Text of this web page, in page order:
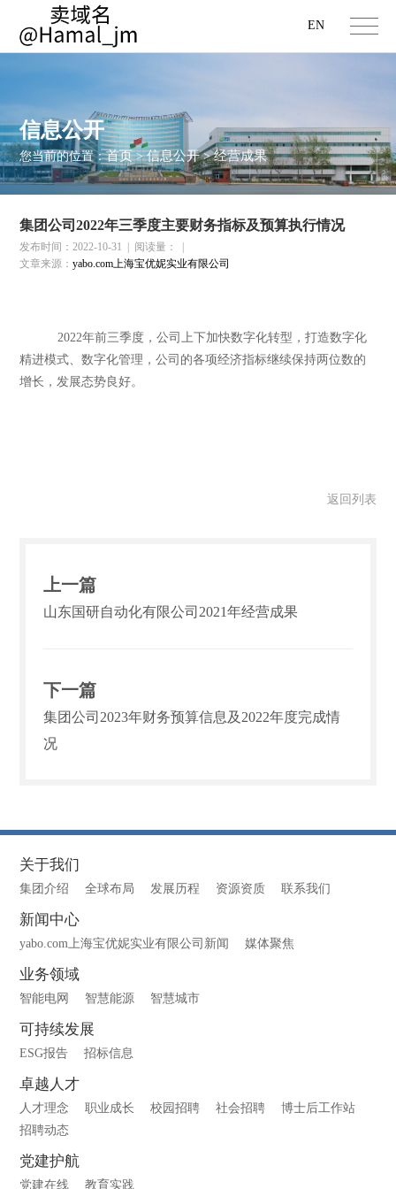
EN
信息公开
您当前的位置：首页>信息公开>经营成果
集团公司2022年三季度主要财务指标及预算执行情况
发布时间：2022-10-31 阅读量：
文章来源：yabo.com上海宝优妮实业有限公司
2022年前三季度，公司上下加快数字化转型，打造数字化
精进模式、数字化管理，公司的各项经济指标继续保持两位数的
增长，发展态势良好。
返回列表
上一篇
山东国研自动化有限公司2021年经营成果
下一篇
集团公司2023年财务预算信息及2022年度完成情
况
关于我们
集团介绍 全球布局 发展历程 资源资质 联系我们
新闻中心
yabo.com上海宝优妮实业有限公司新闻 媒体聚焦
业务领域
智能电网 智慧能源 智慧城市
可持续发展
ESG报告 招标信息
卓越人才
人才理念 职业成长 校园招聘 社会招聘
博士后工作站
招聘动态
党建护航
党建在线 教育实践